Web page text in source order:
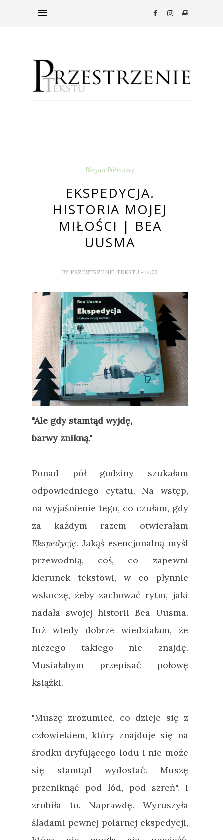
Biegun Północny
EKSPEDYCJA.
HISTORIA MOJEJ
MIŁOŚCI | BEA
UUSMA
BY PRZESTRZENIE TEKSTU - 14:03
"Ale gdy stamtąd wyjdę,
barwy znikną."
Ponad pół godziny szukałam
odpowiedniego cytatu. Na wstęp,
na wyjaśnienie tego, co czułam, gdy
za każdym razem otwierałam
Ekspedycję. Jakąś esencjonalną myśl
przewodnią, coś, co zapewni
kierunek tekstowi, w co płynnie
wskoczę, żeby zachować rytm, jaki
nadała swojej historii Bea Uusma.
Już wtedy dobrze wiedziałam, że
niczego takiego nie znajdę.
Musiałabym przepisać połowę
książki.
"Muszę zrozumieć, co dzieje się z
człowiekiem, który znajduje się na
środku dryfującego lodu i nie może
się stamtąd wydostać. Muszę
przeniknąć pod lód, pod szreń". I
zrobiła to. Naprawdę. Wyruszyła
śladami pewnej polarnej ekspedycji,